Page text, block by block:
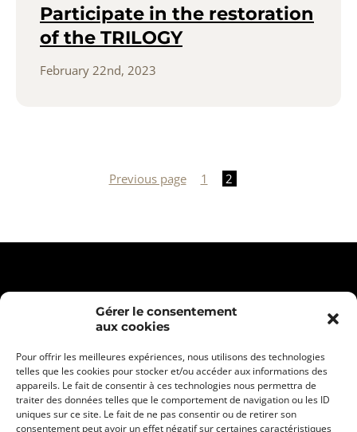
Gérer le consentement
aux cookies
Pour offrir les meilleures expériences, nous utilisons des technologies
telles que les cookies pour stocker et/ou accéder aux informations des
appareils. Le fait de consentir à ces technologies nous permettra de
traiter des données telles que le comportement de navigation ou les ID
uniques sur ce site. Le fait de ne pas consentir ou de retirer son
consentement peut avoir un effet négatif sur certaines caractéristiques
Participate in the restoration
of the TRILOGY
February 22nd, 2023
paginationPrevious page 1 2